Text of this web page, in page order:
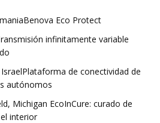
Eco Protect
infinitamente variable
de conectividad de
autónomos
Michigan EcoInCure: curado de
interior